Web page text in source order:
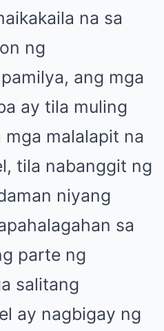
na sa
ng
ang mga
ay tila muling
mga malalapit na
tila nabanggit ng
niyang
sa
parte ng
salitang
ay nagbigay ng